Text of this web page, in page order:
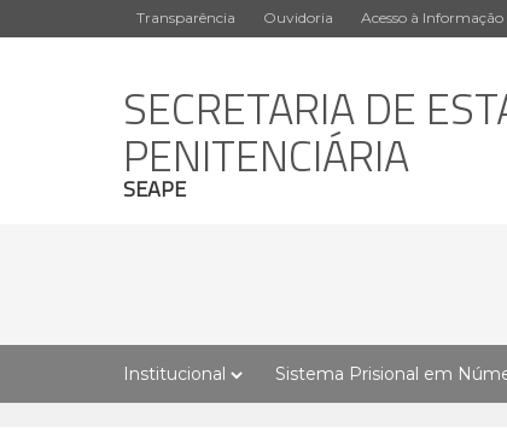
Transparência Ouvidoria Acesso à Informação
SECRETARIA DE
PENITENCIÁRIA
SEAPE
Institucional Sistema Prisional em